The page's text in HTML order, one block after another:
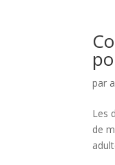
par
Les
de